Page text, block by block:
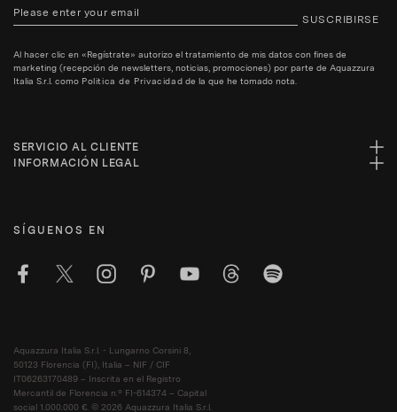
SUSCRIBIRSE
Al hacer clic en «Regístrate» autorizo el tratamiento de mis datos con fines de
marketing (recepción de newsletters, noticias, promociones) por parte de Aquazzura
Italia S.r.l. como Politica de Privacidad de la que he tomado nota.
SERVICIO AL CLIENTE
INFORMACIÓN LEGAL
SÍGUENOS EN
Aquazzura Italia S.r.l. - Lungarno Corsini 8,
50123 Florencia (FI), Italia – NIF / CIF
IT06263170489 – Inscrita en el Registro
Mercantil de Florencia n.º FI-614374 – Capital
social 1.000.000 €. © 2026 Aquazzura Italia S.r.l.